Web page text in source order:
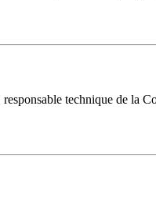
technique de la